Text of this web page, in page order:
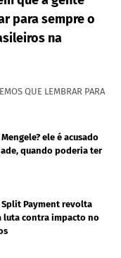
para sempre o
na
QUE LEMBRAR PARA
ele é acusado
quando poderia ter
Split Payment revolta
luta contra impacto no